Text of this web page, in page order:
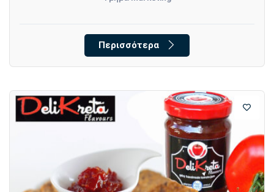
Περισσότερα